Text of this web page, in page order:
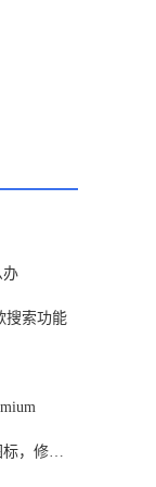
办
搜索功能
Chrome 100发布：启用全新图标，修复28个安全漏洞